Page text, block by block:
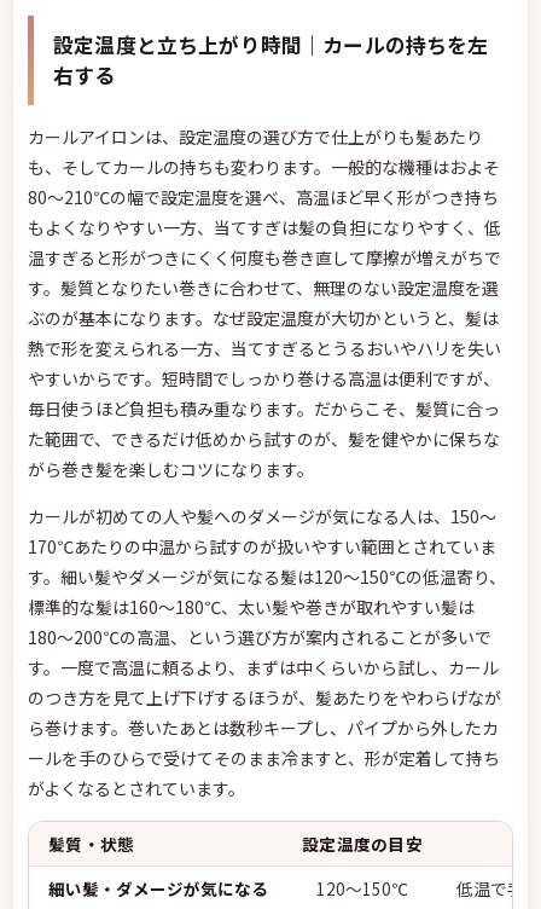
設定温度と立ち上がり時間｜カールの持ちを左
右する
カールアイロンは、設定温度の選び方で仕上がりも髪あたり
も、そしてカールの持ちも変わります。一般的な機種はおよそ
80〜210℃の幅で設定温度を選べ、高温ほど早く形がつき持ち
もよくなりやすい一方、当てすぎは髪の負担になりやすく、低
温すぎると形がつきにくく何度も巻き直して摩擦が増えがちで
す。髪質となりたい巻きに合わせて、無理のない設定温度を選
ぶのが基本になります。なぜ設定温度が大切かというと、髪は
熱で形を変えられる一方、当てすぎるとうるおいやハリを失い
やすいからです。短時間でしっかり巻ける高温は便利ですが、
毎日使うほど負担も積み重なります。だからこそ、髪質に合っ
た範囲で、できるだけ低めから試すのが、髪を健やかに保ちな
がら巻き髪を楽しむコツになります。
カールが初めての人や髪へのダメージが気になる人は、150〜
170℃あたりの中温から試すのが扱いやすい範囲とされていま
す。細い髪やダメージが気になる髪は120〜150℃の低温寄り、
標準的な髪は160〜180℃、太い髪や巻きが取れやすい髪は
180〜200℃の高温、という選び方が案内されることが多いで
す。一度で高温に頼るより、まずは中くらいから試し、カール
のつき方を見て上げ下げするほうが、髪あたりをやわらげなが
ら巻けます。巻いたあとは数秒キープし、パイプから外したカ
ールを手のひらで受けてそのまま冷ますと、形が定着して持ち
がよくなるとされています。
髪質・状態 設定温度の目安
細い髪・ダメージが気になる
120〜150℃ 低温で手